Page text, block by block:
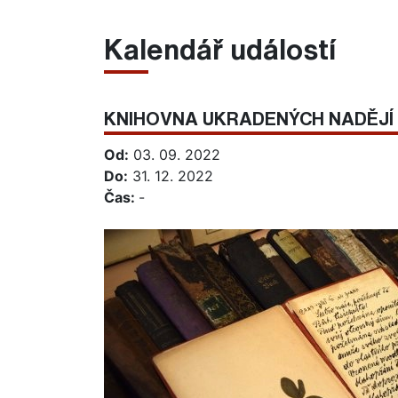
Kalendář událostí
KNIHOVNA UKRADENÝCH NADĚJÍ
Od: 03. 09. 2022
Do: 31. 12. 2022
Čas: -